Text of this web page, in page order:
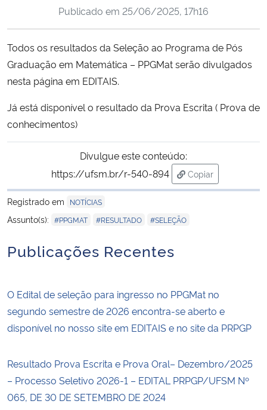
Ministério da Cidadania
Ministério de Minas e Energia
Ministério da Ciência, Tecnologia, Inovações e Comunicações
Ministério do Turismo
Ministério do Desenvolvimento Regional
Ministério da Mulher, da Família e dos Direitos Humanos
Secretaria-Geral
Secretaria de Governo
Gabinete de Segurança Institucional
Publicado em 25/06/2025, 17h16
Todos os resultados da Seleção ao Programa de Pós
Graduação em Matemática – PPGMat serão divulgados
nesta página em EDITAIS.
Já está disponível o resultado da Prova Escrita ( Prova de
conhecimentos)
Divulgue este conteúdo:
https://ufsm.br/r-540-894
Copiar
para área de
Registrado em
NOTÍCIAS
Assunto(s): #PPGMAT #RESULTADO #SELEÇÃO
Publicações Recentes
O Edital de seleção para ingresso no PPGMat no
segundo semestre de 2026 encontra-se aberto e
disponível no nosso site em EDITAIS e no site da PRPGP
Resultado Prova Escrita e Prova Oral– Dezembro/2025
– Processo Seletivo 2026-1 – EDITAL PRPGP/UFSM Nº
065, DE 30 DE SETEMBRO DE 2024